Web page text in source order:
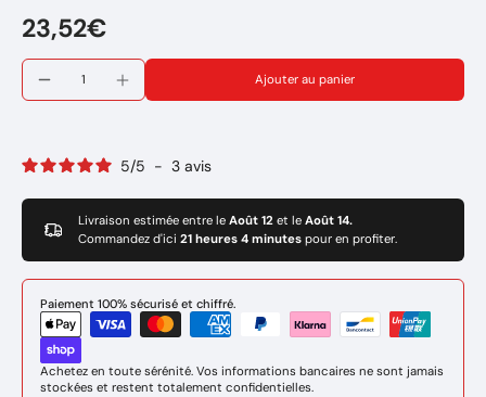
23,52€
Ajouter au panier
5/5 - 3 avis
Livraison estimée entre le Août 12 et le Août 14.
Commandez d'ici 21 heures 4 minutes pour en profiter.
Paiement 100% sécurisé et chiffré.
Achetez en toute sérénité. Vos informations bancaires ne sont jamais
stockées et restent totalement confidentielles.